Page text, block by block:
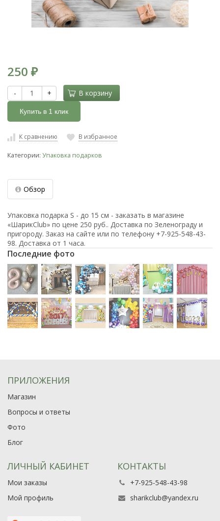
250 ₽
- + В корзину
Купить в 1 клик
К сравнению В избранное
Категории: Упаковка подарков
Обзор
Упаковка подарка S - до 15 см - заказать в магазине
«ШарикClub» по цене 250 руб.. Доставка по Зеленограду и
пригороду. Заказ на сайте или по телефону +7-925-548-43-
98. Доставка от 1 часа.
Последние фото
ПРИЛОЖЕНИЯ
Магазин
Вопросы и ответы
Фото
Блог
ЛИЧНЫЙ КАБИНЕТ
Мои заказы
Мой профиль
КОНТАКТЫ
+7-925-548-43-98
sharikclub@yandex.ru